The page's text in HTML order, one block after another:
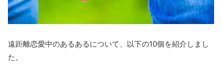
遠距離恋愛中のあるあるについて、以下の10個を紹介しまし
た。